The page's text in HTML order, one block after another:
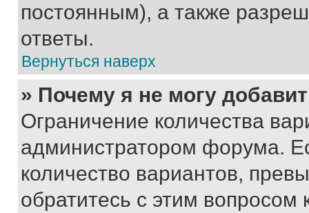
постоянным), а также
ответы.
Вернуться наверх
» Почему я не могу
Ограничение количества
администратором форума.
количество вариантов,
обратитесь с этим вопросом